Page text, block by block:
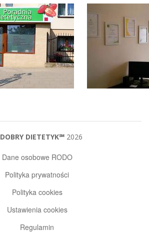
DOBRY DIETETYK℠2026
Dane osobowe RODO
Polityka prywatności
Polityka cookies
Ustawienia cookies
Regulamin